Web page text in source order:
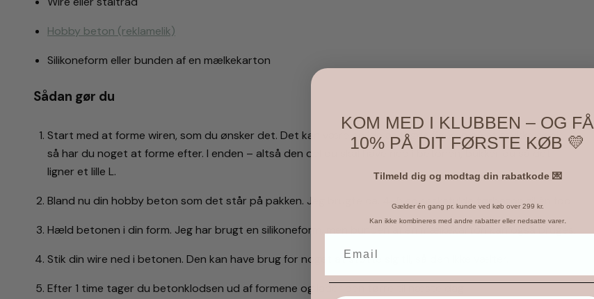
Hobby beton (reklamelik)
Silikoneform eller bunden af en mælkekarton
Sådan gør du
Start med at forme wiren, som du ønsker det. Det kan være en ide at tegne figuren på et stykke papir,
så har du noget at forme efter. I enden – altså den del du skal have ned i betonen, bukker du så det
ligner et lille L.
Bland nu din hobby beton som det står på pakken. Jeg brugte ca. 4-5 spiseskefulde tørbeton til én fod.
Hæld betonen i din form. Jeg har brugt en silikoneform, men bunden af en mælkekarton kan også bruges.
Stik din wire ned i betonen. Den kan have brug for noget at støtte sig til, så den ikke vælter.
Efter 1 time tager du betonklodsen ud af formene og lader den tørre til næste dag.
KOM MED I KLUBBEN – OG FÅ
10% PÅ DIT FØRSTE KØB 💛
Tilmeld dig og modtag din rabatkode 💌
Gælder én gang pr. kunde ved køb over 299 kr.
Kan ikke kombineres med andre rabatter eller nedsatte varer.